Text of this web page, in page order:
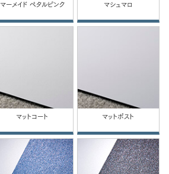
マーメイド ペタルピンク マシュマロ
マットコート マットポスト